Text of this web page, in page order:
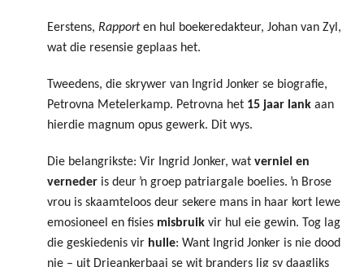
Eerstens, Rapporten hul boekeredakteur, Johan van Zyl,
wat die resensie geplaas het.
Tweedens, die skrywer van Ingrid Jonker se biografie,
Petrovna Metelerkamp. Petrovna het 15 jaar lank aan
hierdie magnum opus gewerk. Dit wys.
Die belangrikste: Vir Ingrid Jonker, wat verniel en
verneder is deur ŉ groep patriargale boelies. ŉ Brose
vrou is skaamteloos deur sekere mans in haar kort lewe
emosioneel en fisies misbruik vir hul eie gewin. Tog lag
die geskiedenis vir hulle: Want Ingrid Jonker is nie dood
nie – uit Drieankerbaai se wit branders lig sy daagliks